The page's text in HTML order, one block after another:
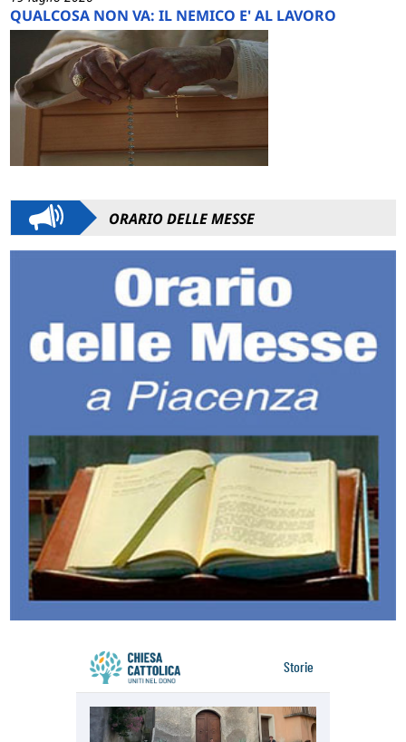
QUALCOSA NON VA: IL NEMICO E' AL LAVORO
ORARIO DELLE MESSE